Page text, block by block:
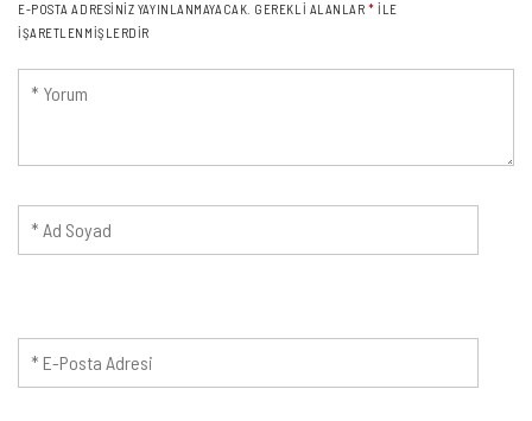
E-POSTA ADRESINIZ YAYINLANMAYACAK. GEREKLI ALANLAR* ILE
IŞARETLENMIŞLERDIR